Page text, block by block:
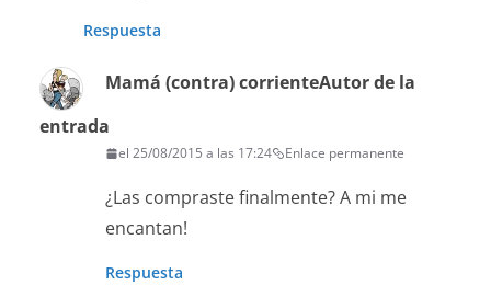
Respuesta
Mamá (contra) corrienteAutor de la
entrada
el 25/08/2015 a las 17:24 Enlace permanente
¿Las compraste finalmente? A mi me
encantan!
Respuesta